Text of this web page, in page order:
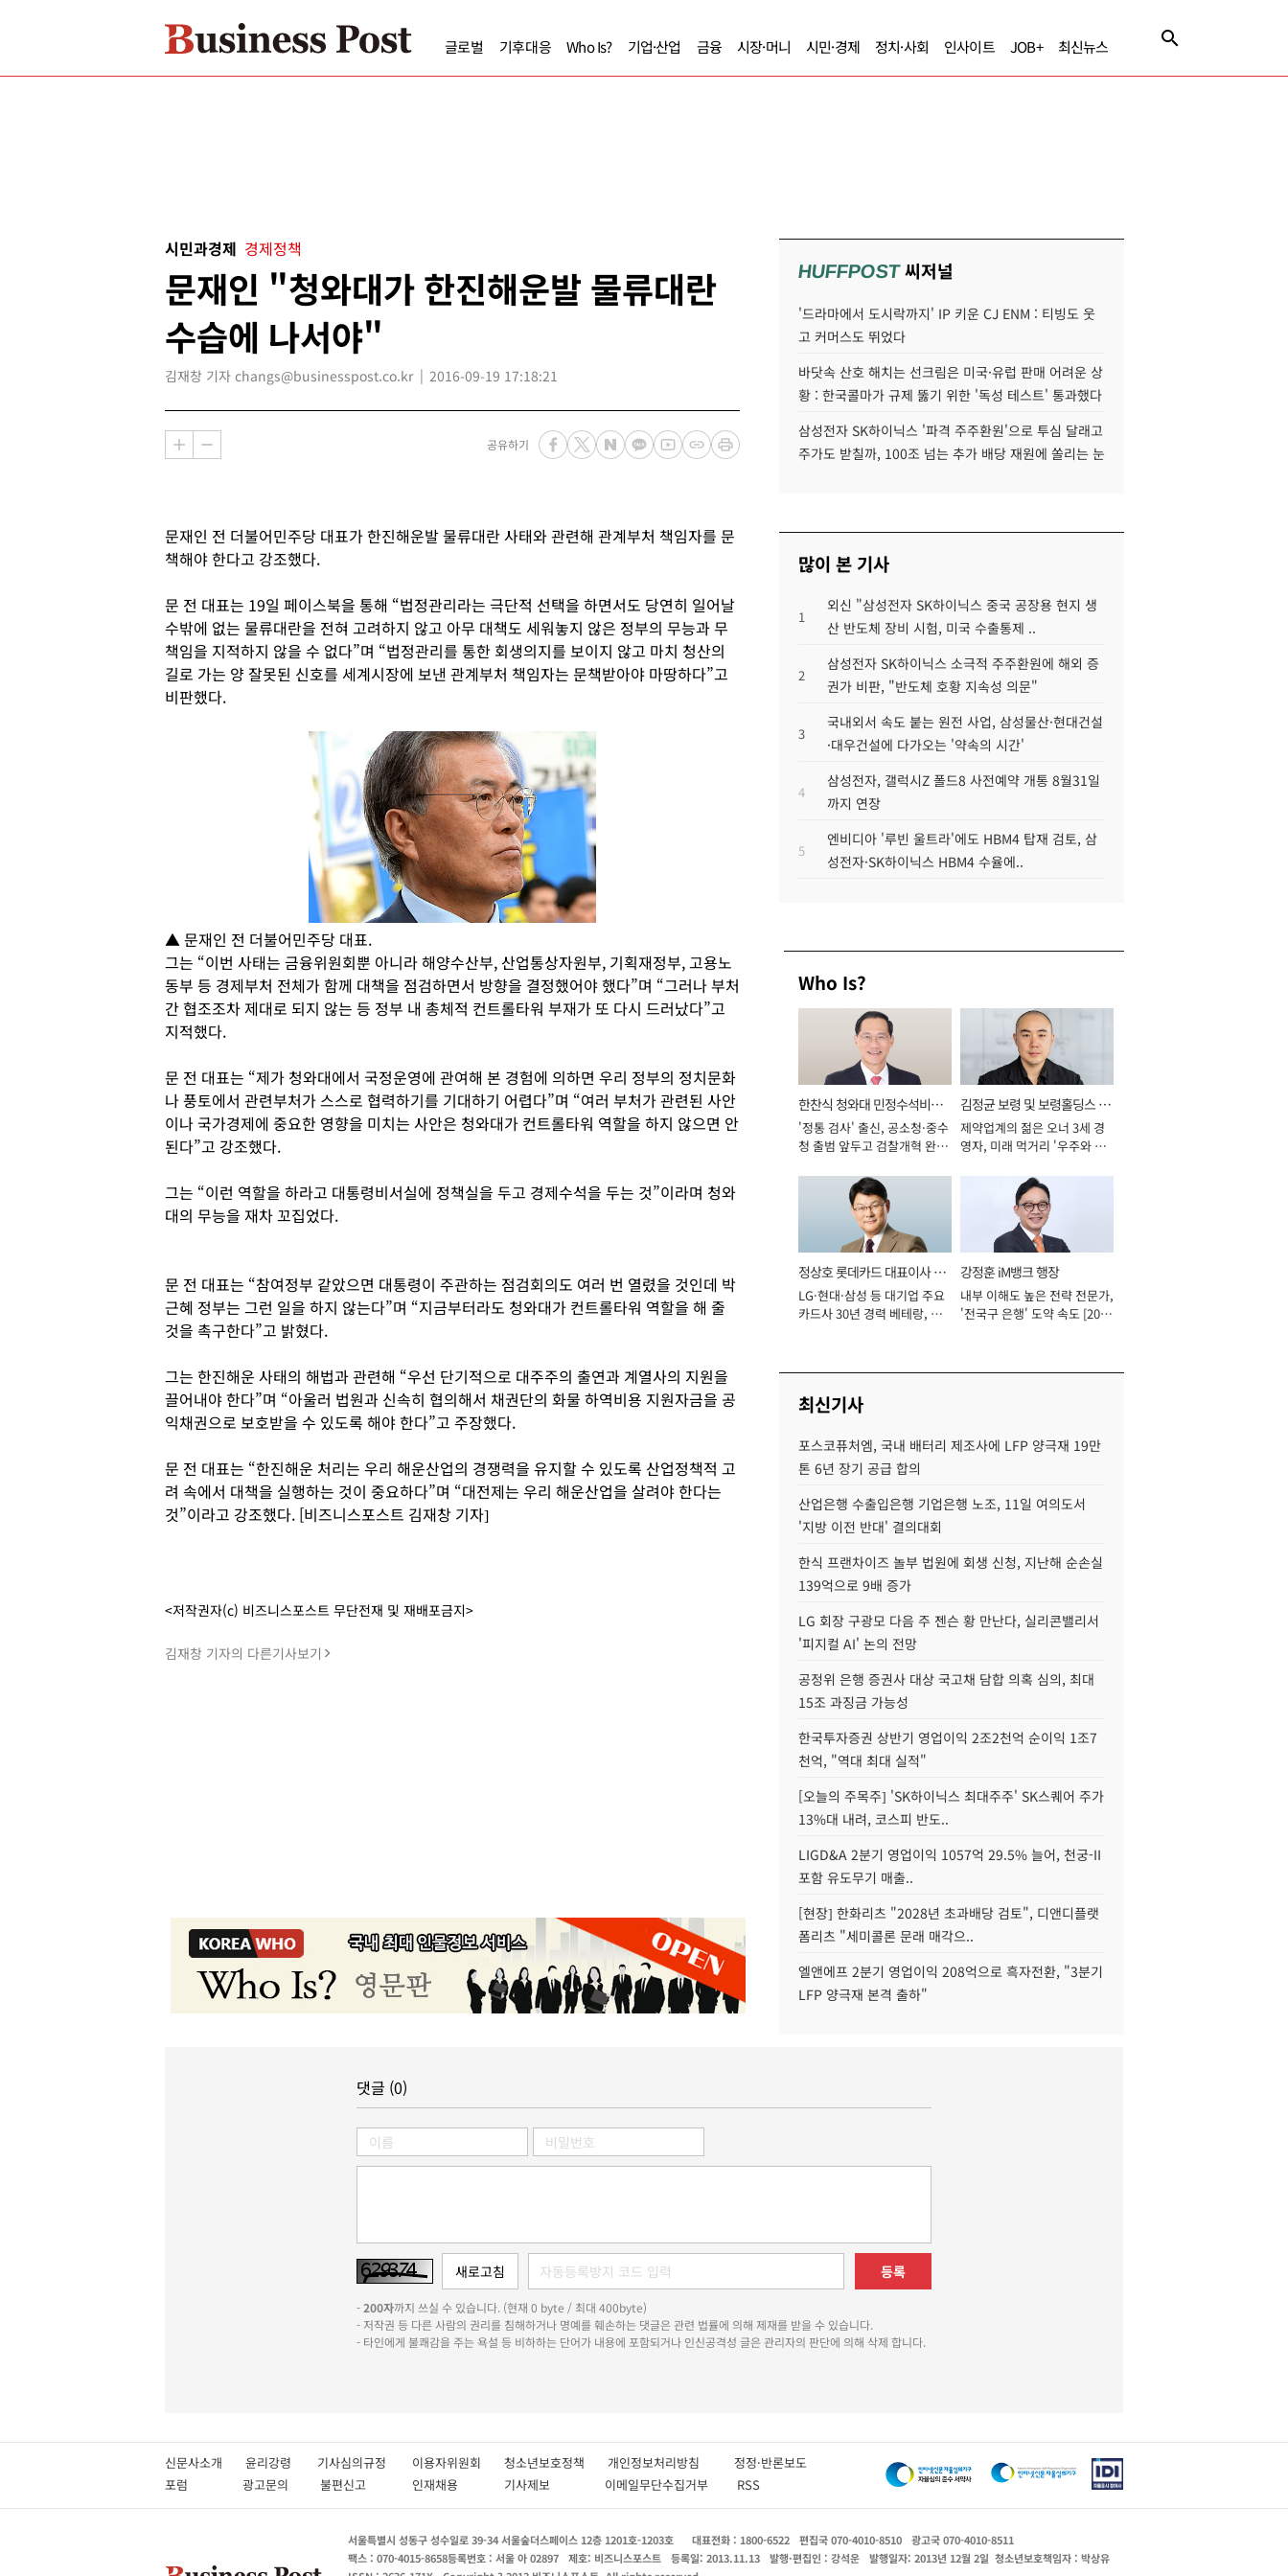
글로벌 기후대응 Who Is? 기업·산업 금융 시장·머니 시민·경제 정치·사회 인사이트 JOB+ 최신뉴스
시민과경제 경제정책
문재인 "청와대가 한진해운발 물류대란
수습에 나서야"
김재창 기자 changs@businesspost.co.kr 2016-09-19 17:18:21
공유하기
문재인 전 더불어민주당 대표가 한진해운발 물류대란 사태와 관련해 관계부처 책임자를 문
책해야 한다고 강조했다.
문 전 대표는 19일 페이스북을 통해 “법정관리라는 극단적 선택을 하면서도 당연히 일어날
수밖에 없는 물류대란을 전혀 고려하지 않고 아무 대책도 세워놓지 않은 정부의 무능과 무
책임을 지적하지 않을 수 없다”며 “법정관리를 통한 회생의지를 보이지 않고 마치 청산의
길로 가는 양 잘못된 신호를 세계시장에 보낸 관계부처 책임자는 문책받아야 마땅하다”고
비판했다.
▲ 문재인 전 더불어민주당 대표.
그는 “이번 사태는 금융위원회뿐 아니라 해양수산부, 산업통상자원부, 기획재정부, 고용노
동부 등 경제부처 전체가 함께 대책을 점검하면서 방향을 결정했어야 했다”며 “그러나 부처
간 협조조차 제대로 되지 않는 등 정부 내 총체적 컨트롤타워 부재가 또 다시 드러났다”고
지적했다.
문 전 대표는 “제가 청와대에서 국정운영에 관여해 본 경험에 의하면 우리 정부의 정치문화
나 풍토에서 관련부처가 스스로 협력하기를 기대하기 어렵다”며 “여러 부처가 관련된 사안
이나 국가경제에 중요한 영향을 미치는 사안은 청와대가 컨트롤타워 역할을 하지 않으면 안
된다”고 강조했다.
그는 “이런 역할을 하라고 대통령비서실에 정책실을 두고 경제수석을 두는 것”이라며 청와
대의 무능을 재차 꼬집었다.
문 전 대표는 “참여정부 같았으면 대통령이 주관하는 점검회의도 여러 번 열렸을 것인데 박
근혜 정부는 그런 일을 하지 않는다”며 “지금부터라도 청와대가 컨트롤타워 역할을 해 줄
것을 촉구한다”고 밝혔다.
그는 한진해운 사태의 해법과 관련해 “우선 단기적으로 대주주의 출연과 계열사의 지원을
끌어내야 한다”며 “아울러 법원과 신속히 협의해서 채권단의 화물 하역비용 지원자금을 공
익채권으로 보호받을 수 있도록 해야 한다”고 주장했다.
문 전 대표는 “한진해운 처리는 우리 해운산업의 경쟁력을 유지할 수 있도록 산업정책적 고
려 속에서 대책을 실행하는 것이 중요하다”며 “대전제는 우리 해운산업을 살려야 한다는
것”이라고 강조했다. [비즈니스포스트 김재창 기자]
<저작권자(c) 비즈니스포스트 무단전재 및 재배포금지>
김재창 기자의 다른기사보기
HUFFPOST씨저널
'드라마에서 도시락까지' IP 키운 CJ ENM : 티빙도 웃
고 커머스도 뛰었다
바닷속 산호 해치는 선크림은 미국·유럽 판매 어려운 상
황 : 한국콜마가 규제 뚫기 위한 '독성 테스트' 통과했다
삼성전자 SK하이닉스 '파격 주주환원'으로 투심 달래고
주가도 받칠까, 100조 넘는 추가 배당 재원에 쏠리는 눈
많이 본 기사
1
외신 "삼성전자 SK하이닉스 중국 공장용 현지 생
산 반도체 장비 시험, 미국 수출통제 ..
2
삼성전자 SK하이닉스 소극적 주주환원에 해외 증
권가 비판, "반도체 호황 지속성 의문"
3
국내외서 속도 붙는 원전 사업, 삼성물산·현대건설
·대우건설에 다가오는 '약속의 시간'
4
삼성전자, 갤럭시Z 폴드8 사전예약 개통 8월31일
까지 연장
5
엔비디아 '루빈 울트라'에도 HBM4 탑재 검토, 삼
성전자·SK하이닉스 HBM4 수율에..
Who Is?
한찬식 청와대 민정수석비서
관
'정통 검사' 출신, 공소청·중수
청 출범 앞두고 검찰개혁 완수
김정균 보령 및 보령홀딩스 대
표이사 사장
제약업계의 젊은 오너 3세 경
영자, 미래 먹거리 '우주와 헬
정상호 롯데카드 대표이사 사
장
LG·현대·삼성 등 대기업 주요
카드사 30년 경력 베테랑, 신
강정훈 iM뱅크 행장
내부 이해도 높은 전략 전문가,
'전국구 은행' 도약 속도 [2026
최신기사
포스코퓨처엠, 국내 배터리 제조사에 LFP 양극재 19만
톤 6년 장기 공급 합의
산업은행 수출입은행 기업은행 노조, 11일 여의도서
'지방 이전 반대' 결의대회
한식 프랜차이즈 놀부 법원에 회생 신청, 지난해 순손실
139억으로 9배 증가
LG 회장 구광모 다음 주 젠슨 황 만난다, 실리콘밸리서
'피지컬 AI' 논의 전망
공정위 은행 증권사 대상 국고채 담합 의혹 심의, 최대
15조 과징금 가능성
한국투자증권 상반기 영업이익 2조2천억 순이익 1조7
천억, "역대 최대 실적"
[오늘의 주목주] 'SK하이닉스 최대주주' SK스퀘어 주가
13%대 내려, 코스피 반도..
LIGD&A 2분기 영업이익 1057억 29.5% 늘어, 천궁-II
포함 유도무기 매출..
[현장] 한화리츠 "2028년 초과배당 검토", 디앤디플랫
폼리츠 "세미콜론 문래 매각으..
엘앤에프 2분기 영업이익 208억으로 흑자전환, "3분기
LFP 양극재 본격 출하"
댓글 (0)
등록
-200자까지 쓰실 수 있습니다. (현재 0 byte / 최대 400byte)
- 저작권 등 다른 사람의 권리를 침해하거나 명예를 훼손하는 댓글은 관련 법률에 의해 제재를 받을 수 있습니다.
- 타인에게 불쾌감을 주는 욕설 등 비하하는 단어가 내용에 포함되거나 인신공격성 글은 관리자의 판단에 의해 삭제 합니다.
신문사소개 윤리강령 기사심의규정 이용자위원회 청소년보호정책 개인정보처리방침 정정·반론보도
포럼
광고문의 불편신고 인재채용 기사제보 이메일무단수집거부 RSS
서울특별시 성동구 성수일로 39-34 서울숲더스페이스 12층 1201호-1203호 대표전화 : 1800-6522 편집국 070-4010-8510
광고국 070-4010-8511
팩스 : 070-4015-8658등록번호 : 서울 아 02897 제호: 비즈니스포스트 등록일: 2013.11.13 발행·편집인 : 강석운 발행일자: 2013년 12월 2일 청소년보호책임자 : 박상유